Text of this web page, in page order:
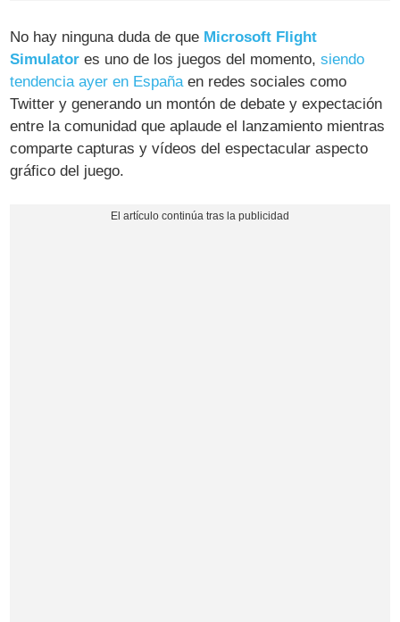
No hay ninguna duda de que Microsoft Flight
Simulator es uno de los juegos del momento,siendo
tendencia ayer en Españaen redes sociales como
Twitter y generando un montón de debate y expectación
entre la comunidad que aplaude el lanzamiento mientras
comparte capturas y vídeos del espectacular aspecto
gráfico del juego.